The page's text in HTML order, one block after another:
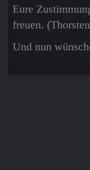
Eure
freuen.
Und nun